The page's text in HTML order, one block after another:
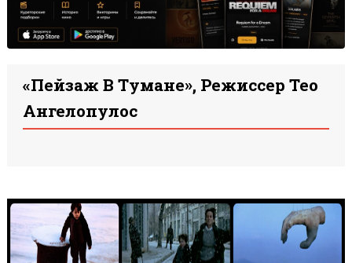
«Пейзаж В Тумане», Режиссер Тео
Ангелопулос